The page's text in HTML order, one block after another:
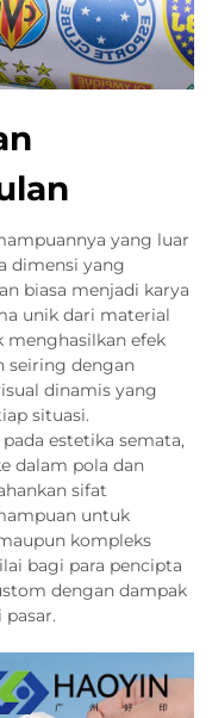
yang luar
dimensi yang
biasa menjadi karya
unik dari material
menghasilkan efek
seiring dengan
dinamis yang
situasi.
estetika semata,
dalam pola dan
sifat
untuk
kompleks
bagi para pencipta
dengan dampak